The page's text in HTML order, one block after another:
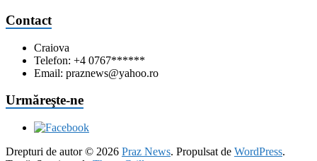
Contact
Craiova
Telefon: +4 0767******
Email: praznews@yahoo.ro
Urmăreşte-ne
Drepturi de autor © 2026 Praz News. Propulsat de WordPress.